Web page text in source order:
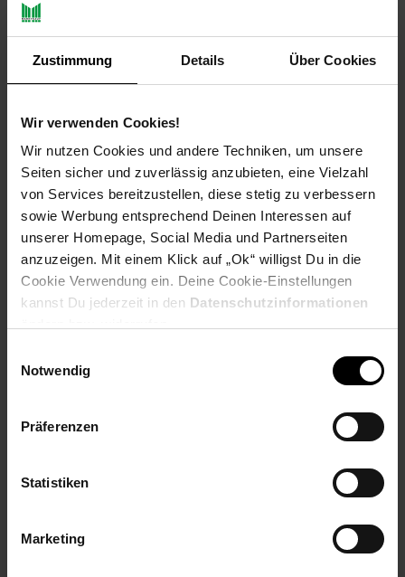
Zustimmung Details Über Cookies
Wir verwenden Cookies!
Wir nutzen Cookies und andere Techniken, um unsere
Seiten sicher und zuverlässig anzubieten, eine Vielzahl
von Services bereitzustellen, diese stetig zu verbessern
sowie Werbung entsprechend Deinen Interessen auf
unserer Homepage, Social Media und Partnerseiten
anzuzeigen. Mit einem Klick auf „Ok“ willigst Du in die
Cookie Verwendung ein. Deine Cookie-Einstellungen
kannst Du jederzeit in den Datenschutzinformationen
Notwendig
Präferenzen
Statistiken
Marketing
Ja, ich möchte ein Altgerät abgeben.
PAYBACK
Payback Punkte Basis°Punkte:
64
kostengünstiges Drucken im Tagesgeschäft. Mit HP LaserJet
Druckkassetten drucken Sie spielend einfach Berichte, Briefe
Artikelnummer: 3093912000
Druckerpatronen